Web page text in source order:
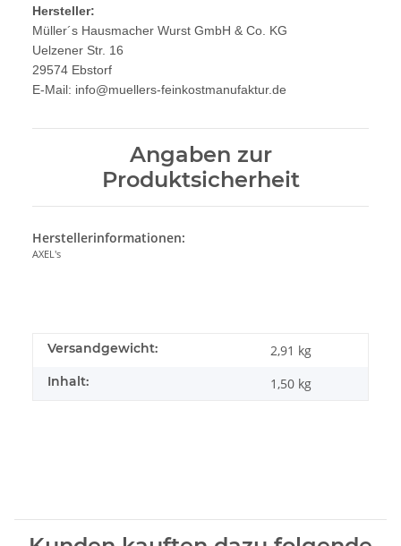
Hersteller:
Müller´s Hausmacher Wurst GmbH & Co. KG
Uelzener Str. 16
29574 Ebstorf
E-Mail: info@muellers-feinkostmanufaktur.de
Angaben zur
Produktsicherheit
Herstellerinformationen:
AXEL's
Versandgewicht: 2,91 kg
Inhalt: 1,50 kg